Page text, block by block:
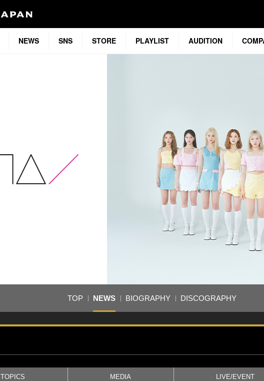
NEWS SNS STORE PLAYLIST AUDITION
TOP NEWS BIOGRAPHY DISCOGRAPHY
TOPICS MEDIA LIVE/EVENT